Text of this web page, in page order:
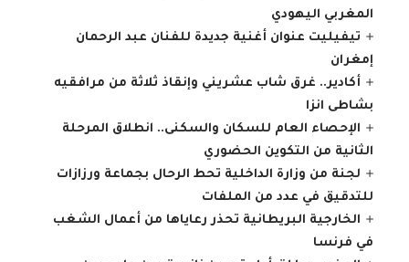
المغربي اليهودي
تيفيليت عنوان أغنية جديدة للفنان عبد الرحمان
إمغران
أكادير.. غرق شاب عشريني وإنقاذ ثلاثة من مرافقيه
بشاطى انزا
الإحصاء العام للسكان والسكنى.. انطلاق المرحلة
الثانية من التكوين الحضوري
لجنة من وزارة الداخلية تحط الرحال بجماعة ورزازات
للتدقيق في عدد من الملفات
الخارجية البريطانية تحذر رعاياها من أعمال الشغب
في فرنسا